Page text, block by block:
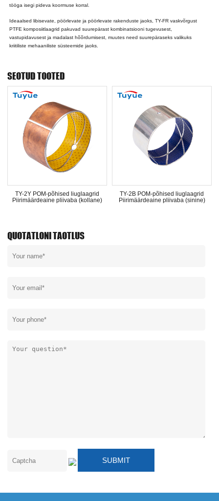
tööga isegi pideva koormuse korral.
Ideaalsed libisevate, pöörlevate ja pöörlevate rakenduste jaoks, TY-FR vaskvõrgust
PTFE komposiitlaagrid pakuvad suurepärast kombinatsiooni tugevusest,
vastupidavusest ja madalast hõõrdumisest, muutes need suurepäraseks valikuks
kriitiliste mehaaniliste süsteemide jaoks.
SEOTUD TOOTED
TY-2Y POM-põhised liuglaagrid
Piirimäärdeaine pliivaba (kollane)
TY-2B POM-põhised liuglaagrid
Piirimäärdeaine pliivaba (sinine)
QUOTATLONI TAOTLUS